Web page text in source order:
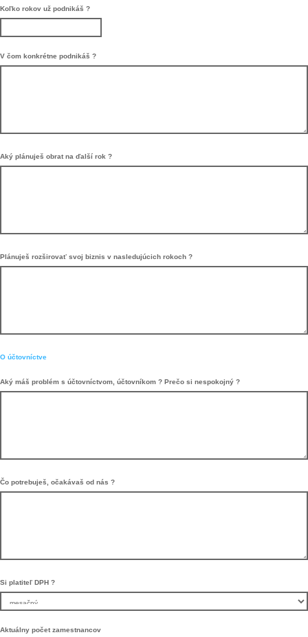
Koľko rokov už podnikáš ?
V čom konkrétne podnikáš ?
Aký plánuješ obrat na ďalší rok ?
Plánuješ rozširovať svoj biznis v nasledujúcich rokoch ?
O účtovníctve
Aký máš problém s účtovníctvom, účtovníkom ? Prečo si nespokojný ?
Čo potrebuješ, očakávaš od nás ?
Si platiteľ DPH ?
Aktuálny počet zamestnancov